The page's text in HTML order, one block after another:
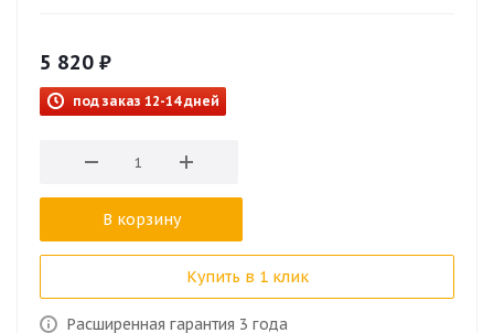
5 820 ₽
под заказ 12-14 дней
В корзину
Купить в 1 клик
Расширенная гарантия 3 года